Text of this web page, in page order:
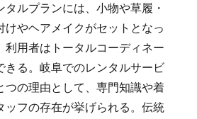
ルプランには、小物や草履・
けやヘアメイクがセットとなっ
利用者はトータルコーディネー
きる。岐阜でのレンタルサービ
つの理由として、専門知識や着
ッフの存在が挙げられる。伝統